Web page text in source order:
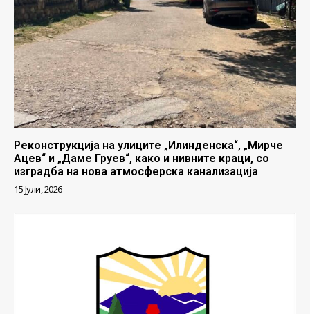
Реконструкција на улиците „Илинденска“, „Мирче
Ацев“ и „Даме Груев“, како и нивните краци, со
изградба на нова атмосферска канализација
15 Јули, 2026